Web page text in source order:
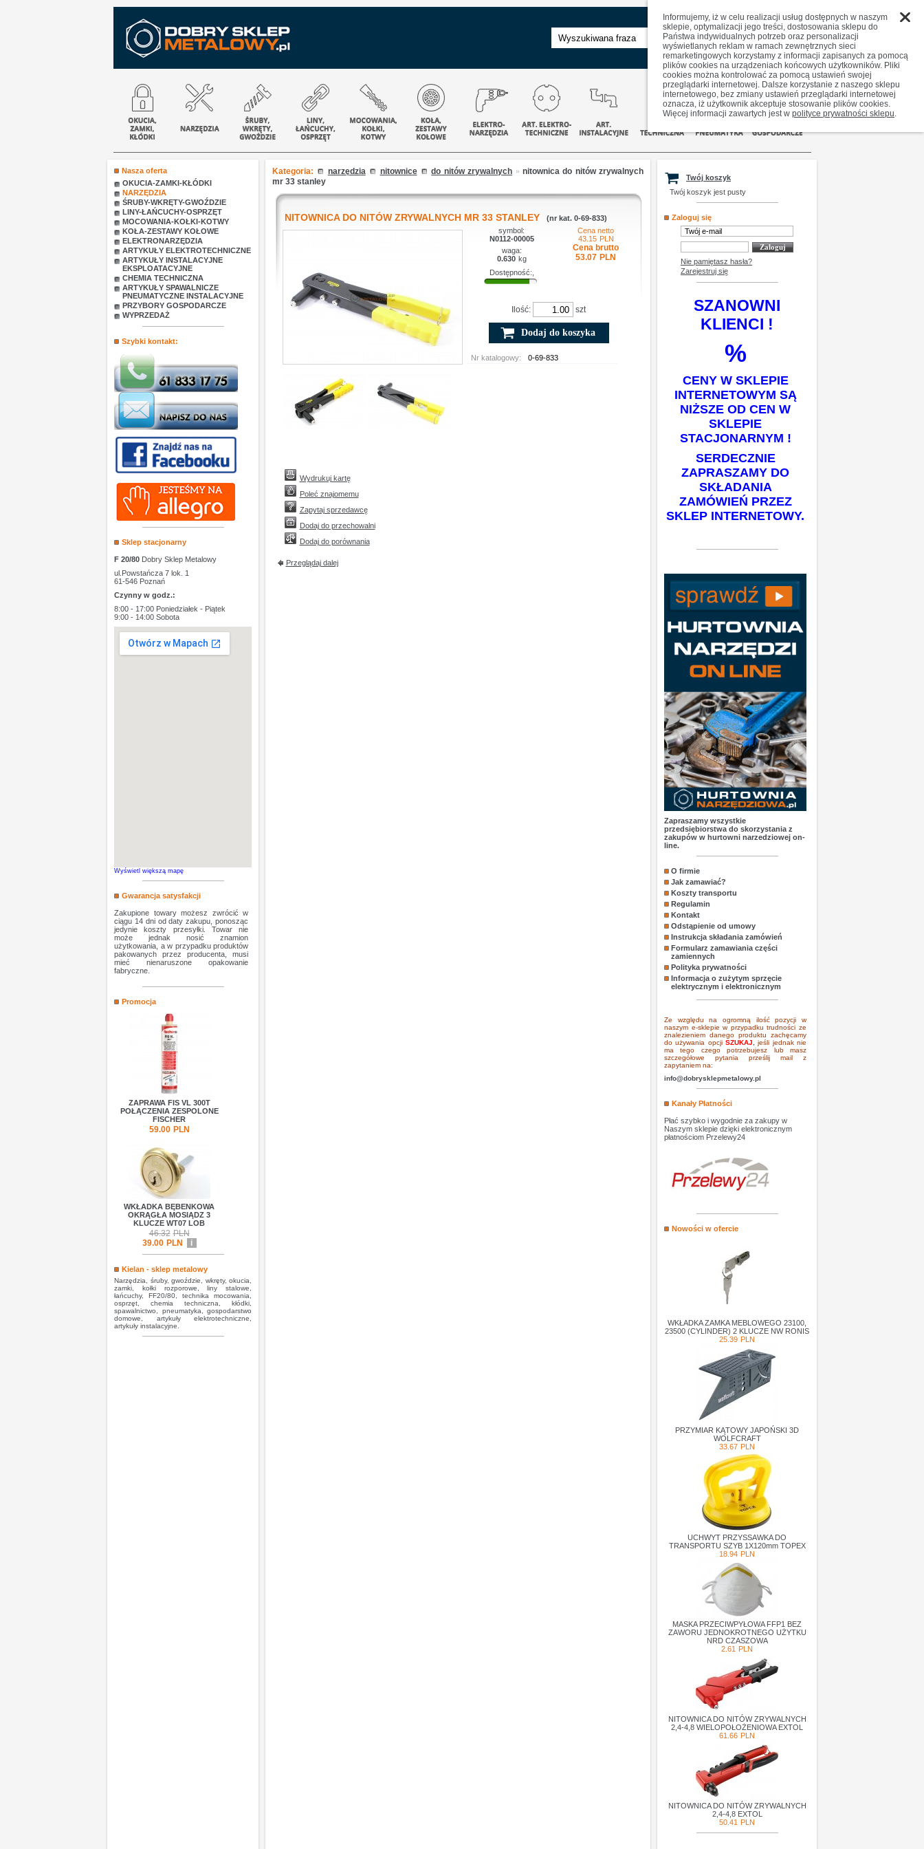
zaawansowane
Nasza oferta
OKUCIA-ZAMKI-KŁÓDKI
NARZĘDZIA
ŚRUBY-WKRĘTY-GWOŹDZIE
LINY-ŁAŃCUCHY-OSPRZĘT
MOCOWANIA-KOŁKI-KOTWY
KOŁA-ZESTAWY KOŁOWE
ELEKTRONARZĘDZIA
ARTYKUŁY ELEKTROTECHNICZNE
ARTYKUŁY INSTALACYJNE
EKSPLOATACYJNE
CHEMIA TECHNICZNA
ARTYKUŁY SPAWALNICZE
PNEUMATYCZNE INSTALACYJNE
PRZYBORY GOSPODARCZE
WYPRZEDAŻ
Szybki kontakt:
Sklep stacjonarny
F 20/80 Dobry Sklep Metalowy
ul.Powstańcza 7 lok. 1
61-546 Poznań
Czynny w godz.:
8:00 - 17:00 Poniedziałek - Piątek
9:00 - 14:00 Sobota
Wyświetl większą mapę
Gwarancja satysfakcji
Zakupione towary możesz zwrócić w
ciągu 14 dni od daty zakupu, ponosząc
jedynie koszty przesyłki. Towar nie
może jednak nosić znamion
użytkowania, a w przypadku produktów
pakowanych przez producenta, musi
mieć nienaruszone opakowanie
fabryczne.
Promocja
ZAPRAWA FIS VL 300T
POŁĄCZENIA ZESPOLONE
FISCHER
59.00 PLN
WKŁADKA BĘBENKOWA
OKRĄGŁA MOSIĄDZ 3
KLUCZE WT07 LOB
46.32 PLN
39.00 PLN i
Kielan - sklep metalowy
Narzędzia, śruby, gwoździe, wkręty, okucia,
zamki, kołki rozporowe, liny stalowe,
łańcuchy, FF20/80, technika mocowania,
osprzęt, chemia techniczna, kłódki,
spawalnictwo, pneumatyka, gospodarstwo
domowe, artykuły elektrotechniczne,
artykuły instalacyjne.
Kategoria: narzędzia nitownice do nitów zrywalnych » nitownica do nitów zrywalnych
mr 33 stanley
NITOWNICA DO NITÓW ZRYWALNYCH MR 33 STANLEY
(nr kat. 0-69-833)
symbol:
N0112-00005
waga:
0.630 kg
Dostępność:,
Cena netto
43.15 PLN
Cena brutto
53.07 PLN
Ilość: szt
Nr katalogowy: 0-69-833
Wydrukuj kartę
Poleć znajomemu
Zapytaj sprzedawcę
Dodaj do przechowalni
Dodaj do porównania
Przeglądaj dalej
Twój koszyk
Twój koszyk jest pusty
Zaloguj się
Nie pamiętasz hasła?
Zarejestruj się
SZANOWNI
KLIENCI !
%
CENY W SKLEPIE
INTERNETOWYM SĄ
NIŻSZE OD CEN W
SKLEPIE
STACJONARNYM !
SERDECZNIE
ZAPRASZAMY DO
SKŁADANIA
ZAMÓWIEŃ PRZEZ
SKLEP INTERNETOWY.
Zapraszamy wszystkie
przedsiębiorstwa do skorzystania z
zakupów w hurtowni narzedziowej on-
line.
O firmie
Jak zamawiać?
Koszty transportu
Regulamin
Kontakt
Odstąpienie od umowy
Instrukcja składania zamówień
Formularz zamawiania części
zamiennych
Polityka prywatności
Informacja o zużytym sprzęcie
elektrycznym i elektronicznym
Ze względu na ogromną ilość pozycji w
naszym e-sklepie w przypadku trudności ze
znalezieniem danego produktu zachęcamy
do używania opcjiSZUKAJ ,jeśli jednak nie
ma tego czego potrzebujesz lub masz
szczegółowe pytania prześlij mail z
zapytaniem na:
info@dobrysklepmetalowy.pl
Kanały Płatności
Płać szybko i wygodnie za zakupy w
Naszym sklepie dzięki elektronicznym
płatnościom Przelewy24
Nowości w ofercie
WKŁADKA ZAMKA MEBLOWEGO 23100,
23500 (CYLINDER) 2 KLUCZE NW RONIS
25.39 PLN
PRZYMIAR KĄTOWY JAPOŃSKI 3D
WOLFCRAFT
33.67 PLN
UCHWYT PRZYSSAWKA DO
TRANSPORTU SZYB 1X120mm TOPEX
18.94 PLN
MASKA PRZECIWPYŁOWA FFP1 BEZ
ZAWORU JEDNOKROTNEGO UŻYTKU
NRD CZASZOWA
2.61 PLN
NITOWNICA DO NITÓW ZRYWALNYCH
2,4-4,8 WIELOPOŁOŻENIOWA EXTOL
61.66 PLN
NITOWNICA DO NITÓW ZRYWALNYCH
2,4-4,8 EXTOL
50.41 PLN
Informujemy, iż w celu realizacji usług dostępnych w naszym
sklepie, optymalizacji jego treści, dostosowania sklepu do
Państwa indywidualnych potrzeb oraz personalizacji
wyświetlanych reklam w ramach zewnętrznych sieci
remarketingowych korzystamy z informacji zapisanych za pomocą
plików cookies na urządzeniach końcowych użytkowników. Pliki
cookies można kontrolować za pomocą ustawień swojej
przeglądarki internetowej. Dalsze korzystanie z naszego sklepu
internetowego, bez zmiany ustawień przeglądarki internetowej
oznacza, iż użytkownik akceptuje stosowanie plików cookies.
Więcej informacji zawartych jest w polityce prywatności sklepu.